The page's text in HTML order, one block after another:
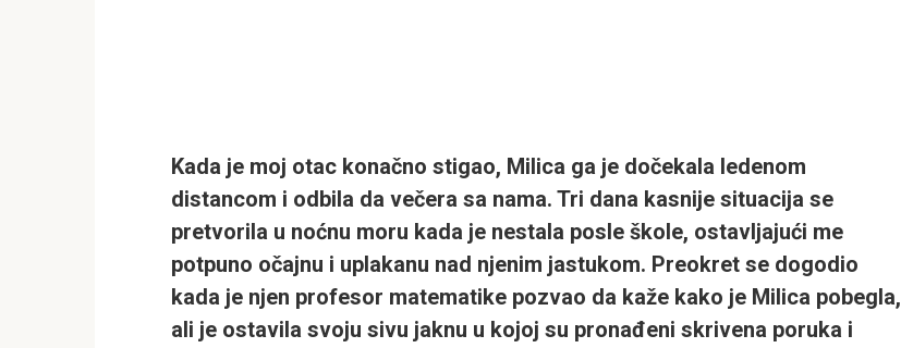
Kada je moj otac konačno stigao, Milica ga je dočekala ledenom
distancom i odbila da večera sa nama. Tri dana kasnije situacija se
pretvorila u noćnu moru kada je nestala posle škole, ostavljajući me
potpuno očajnu i uplakanu nad njenim jastukom. Preokret se dogodio
kada je njen profesor matematike pozvao da kaže kako je Milica pobegla,
ali je ostavila svoju sivu jaknu u kojoj su pronađeni skrivena poruka i